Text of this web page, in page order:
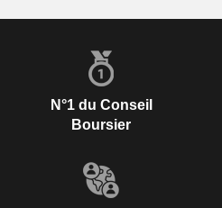
N°1 du Conseil
Boursier